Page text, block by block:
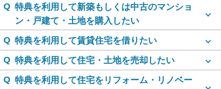
Q 特典を利用して新築もしくは中古のマンショ
ン・戸建て・土地を購入したい
Q 特典を利用して賃貸住宅を借りたい
Q 特典を利用して住宅・土地を売却したい
Q 特典を利用して住宅をリフォーム・リノベー